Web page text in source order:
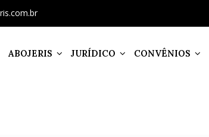
ABOJERIS JURÍDICO CONVÊNIOS